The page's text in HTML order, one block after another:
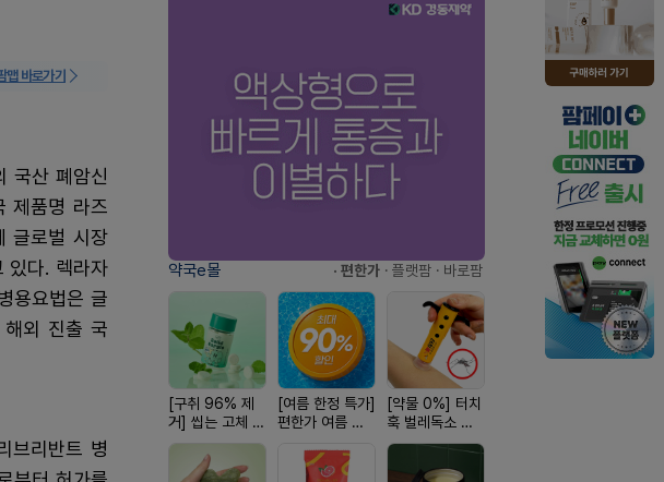
맵 바로가기
국산 폐암신
제품명 라즈
글로벌 시장
있다. 렉라자
용요법은 글
외 진출 국
브리반트 병
약국e몰 · 편한가 · 플랫팜 · 바로팜
[구취 96% 제
거] 씹는 고체 가
글
[여름 한정 특가]
편한가 여름 쿨
템 싹쓰리)
[약물 0%] 터치
훅 벌레독소 흡
인기